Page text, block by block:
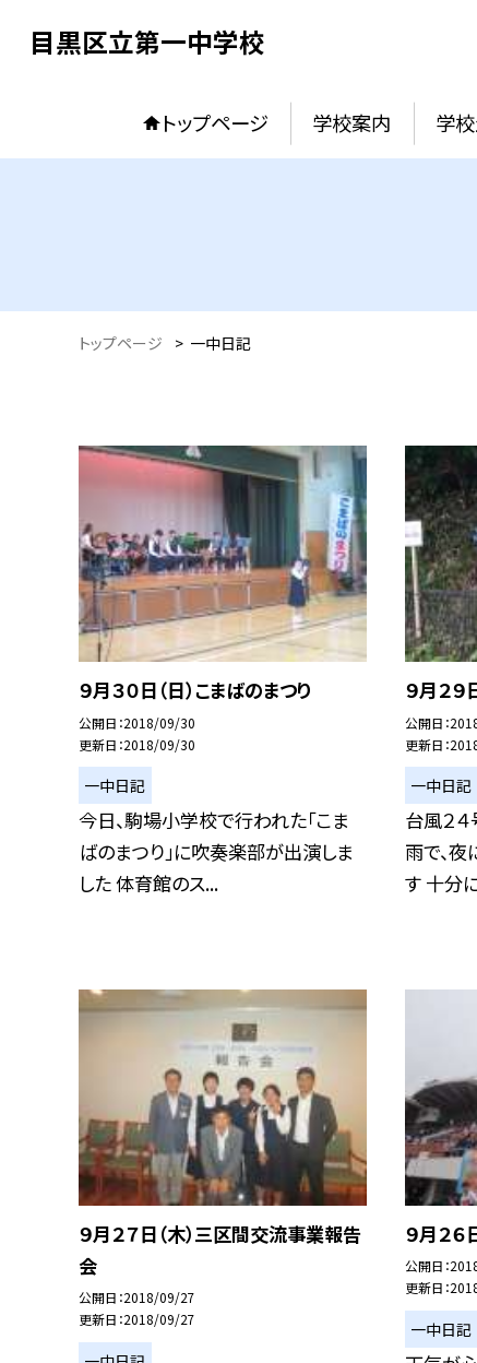
目黒区立第一中学校
トップページ 学校案内 学
トップページ > 一中日記
９月３０日（日）こまばのまつり
公開日 2018/09/30
更新日 2018/09/30
一中日記
今日、駒場小学校で行われた「こま
ばのまつり」に吹奏楽部が出演しま
した 体育館のス...
９月２９
公開日
更新日
一中日記
台風２
雨で、
す 十分
９月２７日（木）三区間交流事業報告
会
公開日 2018/09/27
更新日 2018/09/27
９月２６
公開日
更新日
一中日記